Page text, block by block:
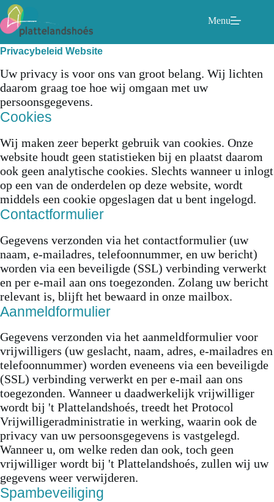
Ga
naar
de
inhoud
Menu
Privacybeleid Website
Uw privacy is voor ons van groot belang. Wij lichten
daarom graag toe hoe wij omgaan met uw
persoonsgegevens.
Cookies
Wij maken zeer beperkt gebruik van cookies. Onze
website houdt geen statistieken bij en plaatst daarom
ook geen analytische cookies. Slechts wanneer u inlogt
op een van de onderdelen op deze website, wordt
middels een cookie opgeslagen dat u bent ingelogd.
Contactformulier
Gegevens verzonden via het contactformulier (uw
naam, e-mailadres, telefoonnummer, en uw bericht)
worden via een beveiligde (SSL) verbinding verwerkt
en per e-mail aan ons toegezonden. Zolang uw bericht
relevant is, blijft het bewaard in onze mailbox.
Aanmeldformulier
Gegevens verzonden via het aanmeldformulier voor
vrijwilligers (uw geslacht, naam, adres, e-mailadres en
telefoonnummer) worden eveneens via een beveiligde
(SSL) verbinding verwerkt en per e-mail aan ons
toegezonden. Wanneer u daadwerkelijk vrijwilliger
wordt bij 't Plattelandshoés, treedt het Protocol
Vrijwilligeradministratie in werking, waarin ook de
privacy van uw persoonsgegevens is vastgelegd.
Wanneer u, om welke reden dan ook, toch geen
vrijwilliger wordt bij 't Plattelandshoés, zullen wij uw
gegevens weer verwijderen.
Spambeveiliging